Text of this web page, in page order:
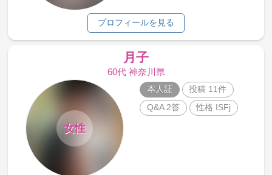
プロフィールを見る
月子
60代 神奈川県
女性
本人証
投稿 11件
Q&A 2答
性格 ISFj